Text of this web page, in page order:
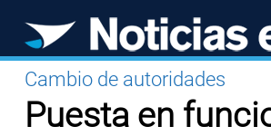
Cambio de autoridades
Puesta en